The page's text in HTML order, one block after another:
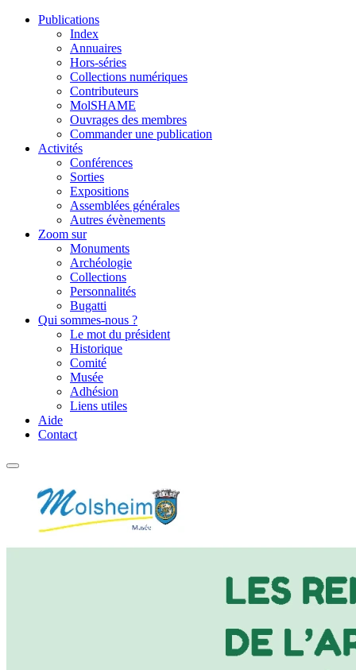
Publications
Index
Annuaires
Hors-séries
Collections numériques
Contributeurs
MolSHAME
Ouvrages des membres
Commander une publication
Activités
Conférences
Sorties
Expositions
Assemblées générales
Autres évènements
Zoom sur
Monuments
Archéologie
Collections
Personnalités
Bugatti
Qui sommes-nous ?
Le mot du président
Historique
Comité
Musée
Adhésion
Liens utiles
Aide
Contact